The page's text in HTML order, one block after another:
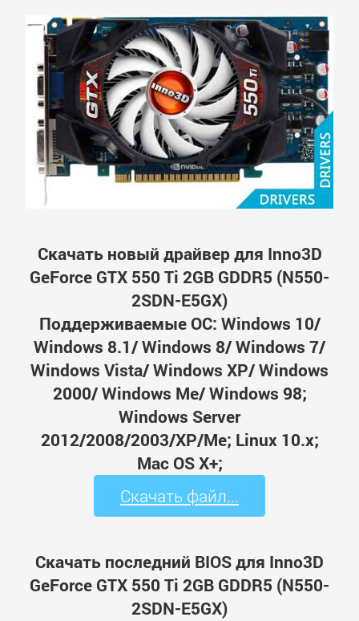
Скачать новый драйвер для Inno3D
GeForce GTX 550 Ti 2GB GDDR5 (N550-
2SDN-E5GX)
Поддерживаемые ОС: Windows 10/
Windows 8.1/ Windows 8/ Windows 7/
Windows Vista/ Windows XP/ Windows
2000/ Windows Me/ Windows 98;
Windows Server
2012/2008/2003/XP/Me; Linux 10.x;
Mac OS X+;
Скачать файл...
Скачать последний BIOS для Inno3D
GeForce GTX 550 Ti 2GB GDDR5 (N550-
2SDN-E5GX)